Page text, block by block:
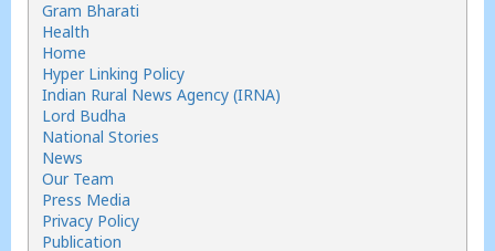
Gram Bharati
Health
Home
Hyper Linking Policy
Indian Rural News Agency (IRNA)
Lord Budha
National Stories
News
Our Team
Press Media
Privacy Policy
Publication